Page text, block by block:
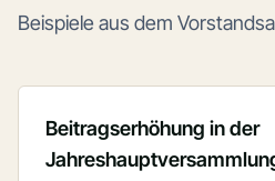
Beispiele aus dem
Beitragserhöhung in der